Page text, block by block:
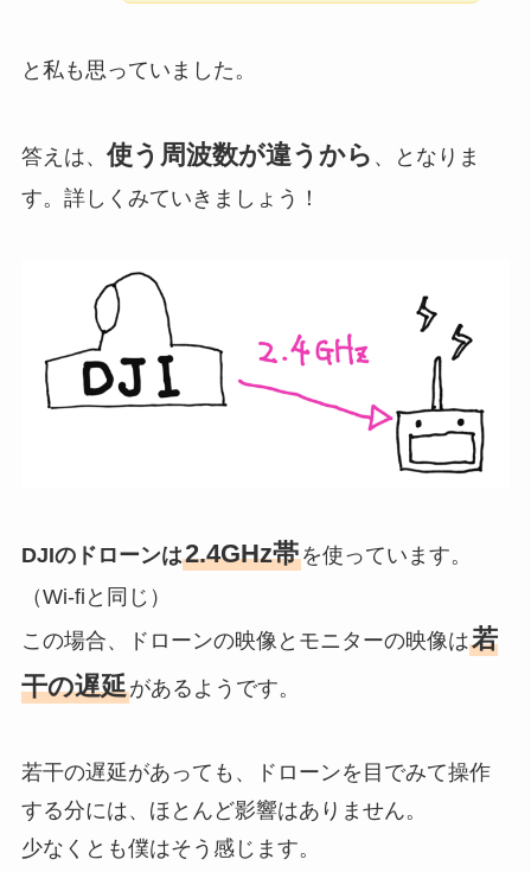
と私も思っていました。
答えは、 使う周波数が違うから 、となりま
す。詳しくみていきましょう！
DJIのドローンは2.4GHz帯を使っています。
（Wi-fiと同じ）
この場合、ドローンの映像とモニターの映像は若
干の遅延があるようです。
若干の遅延があっても、ドローンを目でみて操作
する分には、ほとんど影響はありません。
少なくとも僕はそう感じます。